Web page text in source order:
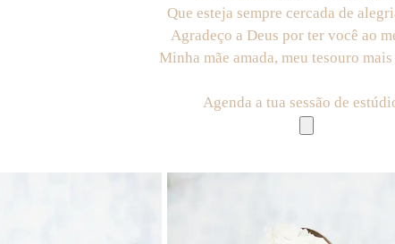
Que esteja sempre cercada de
Agradeço a Deus por ter você ao
Minha mãe amada, meu tesouro
Agenda a tua sessão de